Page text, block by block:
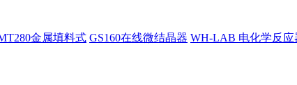
金属填料式 GS160在线微结晶器 WH-LAB 电化学反应